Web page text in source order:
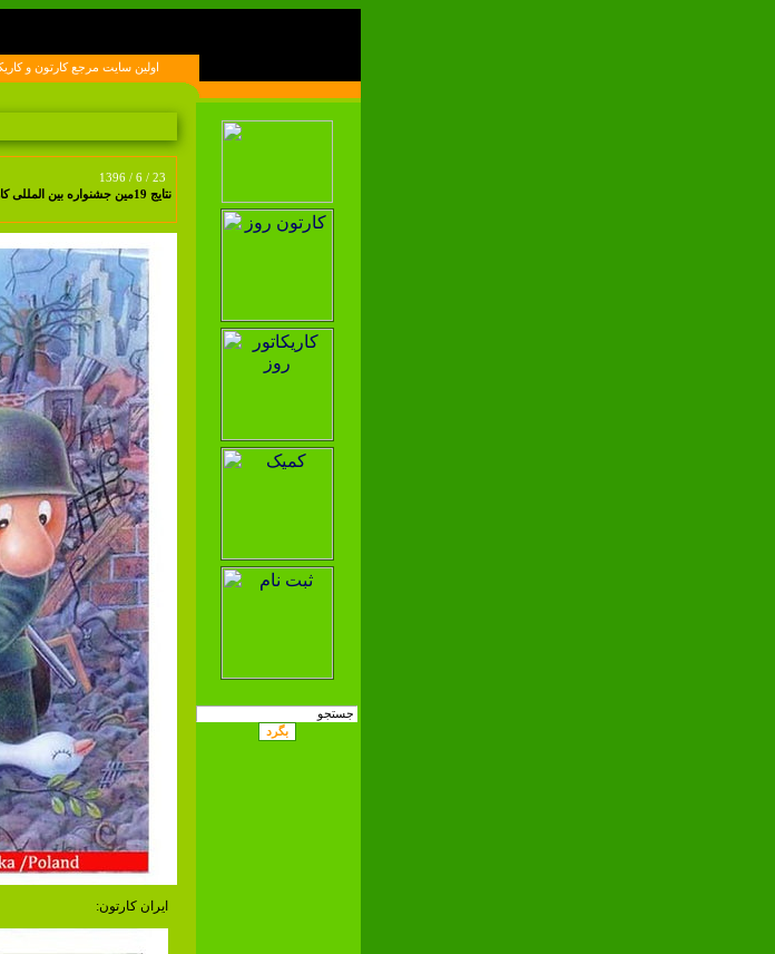
اولين سايت مرجع کارتون و کاريکاتور در ايران
1396 / 6 / 23
نتایج 19مین جشنواره بین المللی کارتون ضد جنگ KRAGUJEVAC صربستان اعلام شد
ایران کارتون: